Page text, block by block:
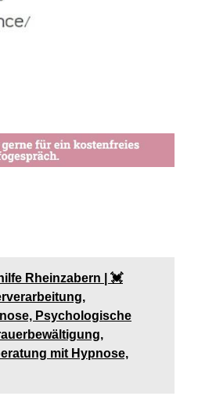
Rheinzabern | 💓️️
Psychologische
mit Hypnose,